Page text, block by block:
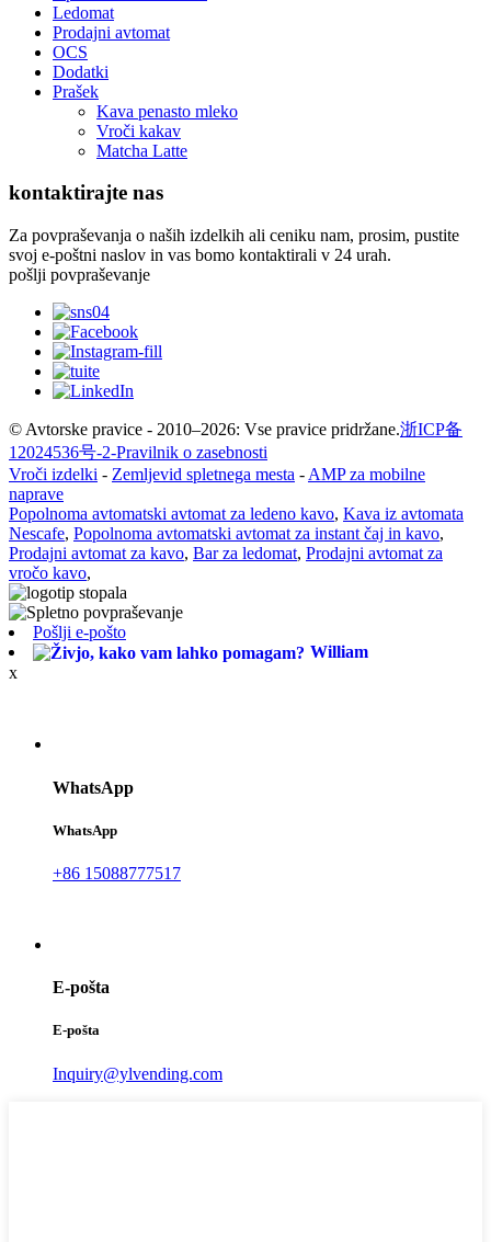
Ledomat
Prodajni avtomat
OCS
Dodatki
Prašek
Kava penasto mleko
Vroči kakav
Matcha Latte
kontaktirajte nas
Za povpraševanja o naših izdelkih ali ceniku nam, prosim, pustite
svoj e-poštni naslov in vas bomo kontaktirali v 24 urah.
pošlji povpraševanje
© Avtorske pravice - 2010–2026: Vse pravice pridržane.浙ICP备
12024536号-2-Pravilnik o zasebnosti
Vroči izdelki - Zemljevid spletnega mesta - AMP za mobilne
naprave
Popolnoma avtomatski avtomat za ledeno kavo, Kava iz avtomata
Nescafe, Popolnoma avtomatski avtomat za instant čaj in kavo,
Prodajni avtomat za kavo, Bar za ledomat, Prodajni avtomat za
vročo kavo,
Pošlji e-pošto
William
x
WhatsApp
WhatsApp
+86 15088777517
E-pošta
E-pošta
Inquiry@ylvending.com